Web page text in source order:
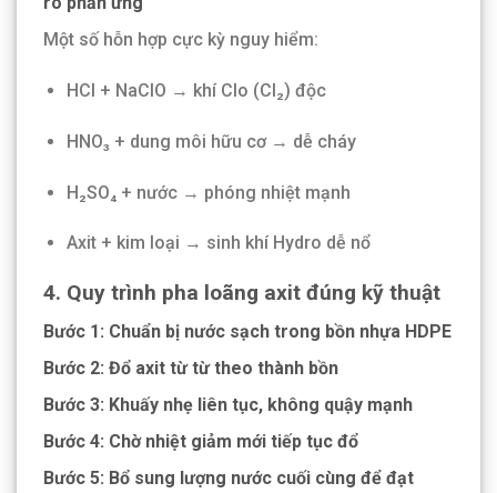
Một số hỗn hợp cực kỳ nguy hiểm:
HCl + NaClO → khí Clo (Cl₂) độc
HNO₃ + dung môi hữu cơ → dễ cháy
H₂SO₄ + nước → phóng nhiệt mạnh
Axit + kim loại → sinh khí Hydro dễ nổ
4. Quy trình pha loãng axit đúng kỹ thuật
Bước 1: Chuẩn bị nước sạch trong bồn nhựa HDPE
Bước 2: Đổ axit từ từ theo thành bồn
Bước 3: Khuấy nhẹ liên tục, không quậy mạnh
Bước 4: Chờ nhiệt giảm mới tiếp tục đổ
Bước 5: Bổ sung lượng nước cuối cùng để đạt